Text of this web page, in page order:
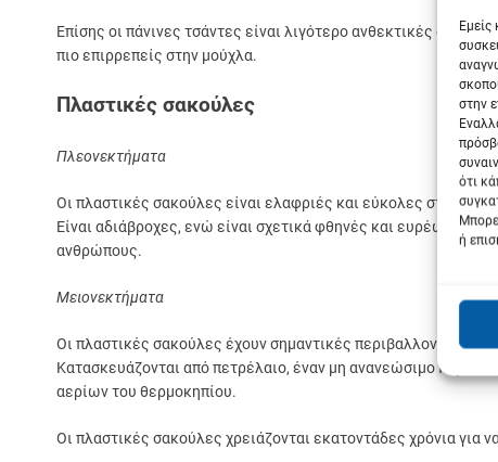
στην
ότι
ή
Επίσης οι πάνινες τσάντες είναι λιγότερο ανθεκτικές στο
πιο επιρρεπείς στην μούχλα.
Πλαστικές σακούλες
Πλεονεκτήματα
Οι πλαστικές σακούλες είναι ελαφριές και εύκολες στη
Είναι αδιάβροχες, ενώ είναι σχετικά φθηνές και ευρέως
ανθρώπους.
Μειονεκτήματα
Οι πλαστικές σακούλες έχουν σημαντικές περιβαλλοντικές
Κατασκευάζονται από πετρέλαιο, έναν μη ανανεώσιμο πόρο
αερίων του θερμοκηπίου.
Οι πλαστικές σακούλες χρειάζονται εκατοντάδες χρόνια